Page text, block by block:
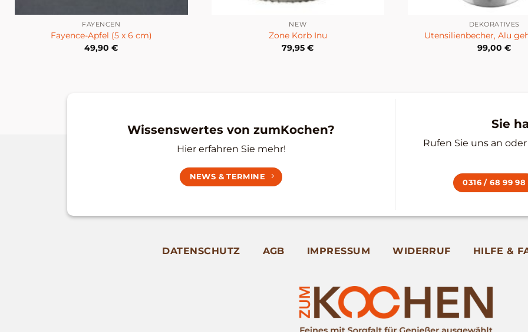
FAYENCEN
Fayence-Apfel (5 x 6 cm)
49,90€
NEW
Zone Korb Inu
79,95€
DEKORATIVES
Utensilienbecher, Alu
99,00€
Wissenswertes von zumKochen?
Hier erfahren Sie mehr!
NEWS & TERMINE
Sie
Rufen Sie uns an
0316 / 68 99 98
DATENSCHUTZ AGB IMPRESSUM WIDERRUF HILFE &